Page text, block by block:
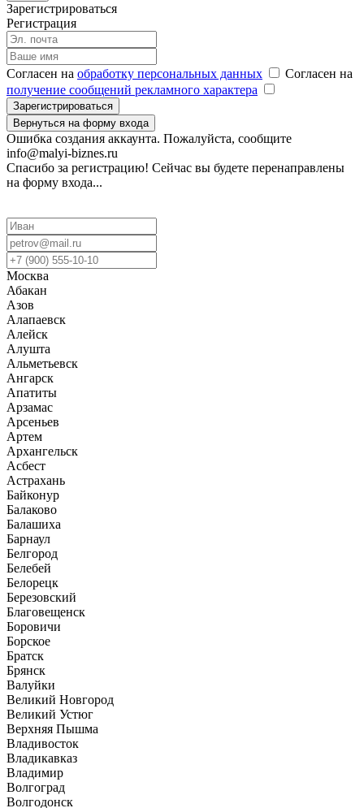
Зарегистрироваться
Регистрация
Согласен на обработку персональных данных
Согласен на
получение сообщений рекламного характера
Зарегистрироваться
Вернуться на форму входа
Ошибка создания аккаунта. Пожалуйста, сообщите
info@malyi-biznes.ru
Спасибо за регистрацию! Сейчас вы будете перенаправлены
на форму входа...
Москва
Абакан
Азов
Алапаевск
Алейск
Алушта
Альметьевск
Ангарск
Апатиты
Арзамас
Арсеньев
Артем
Архангельск
Асбест
Астрахань
Байконур
Балаково
Балашиха
Барнаул
Белгород
Белебей
Белорецк
Березовский
Благовещенск
Боровичи
Борское
Братск
Брянск
Валуйки
Великий Новгород
Великий Устюг
Верхняя Пышма
Владивосток
Владикавказ
Владимир
Волгоград
Волгодонск